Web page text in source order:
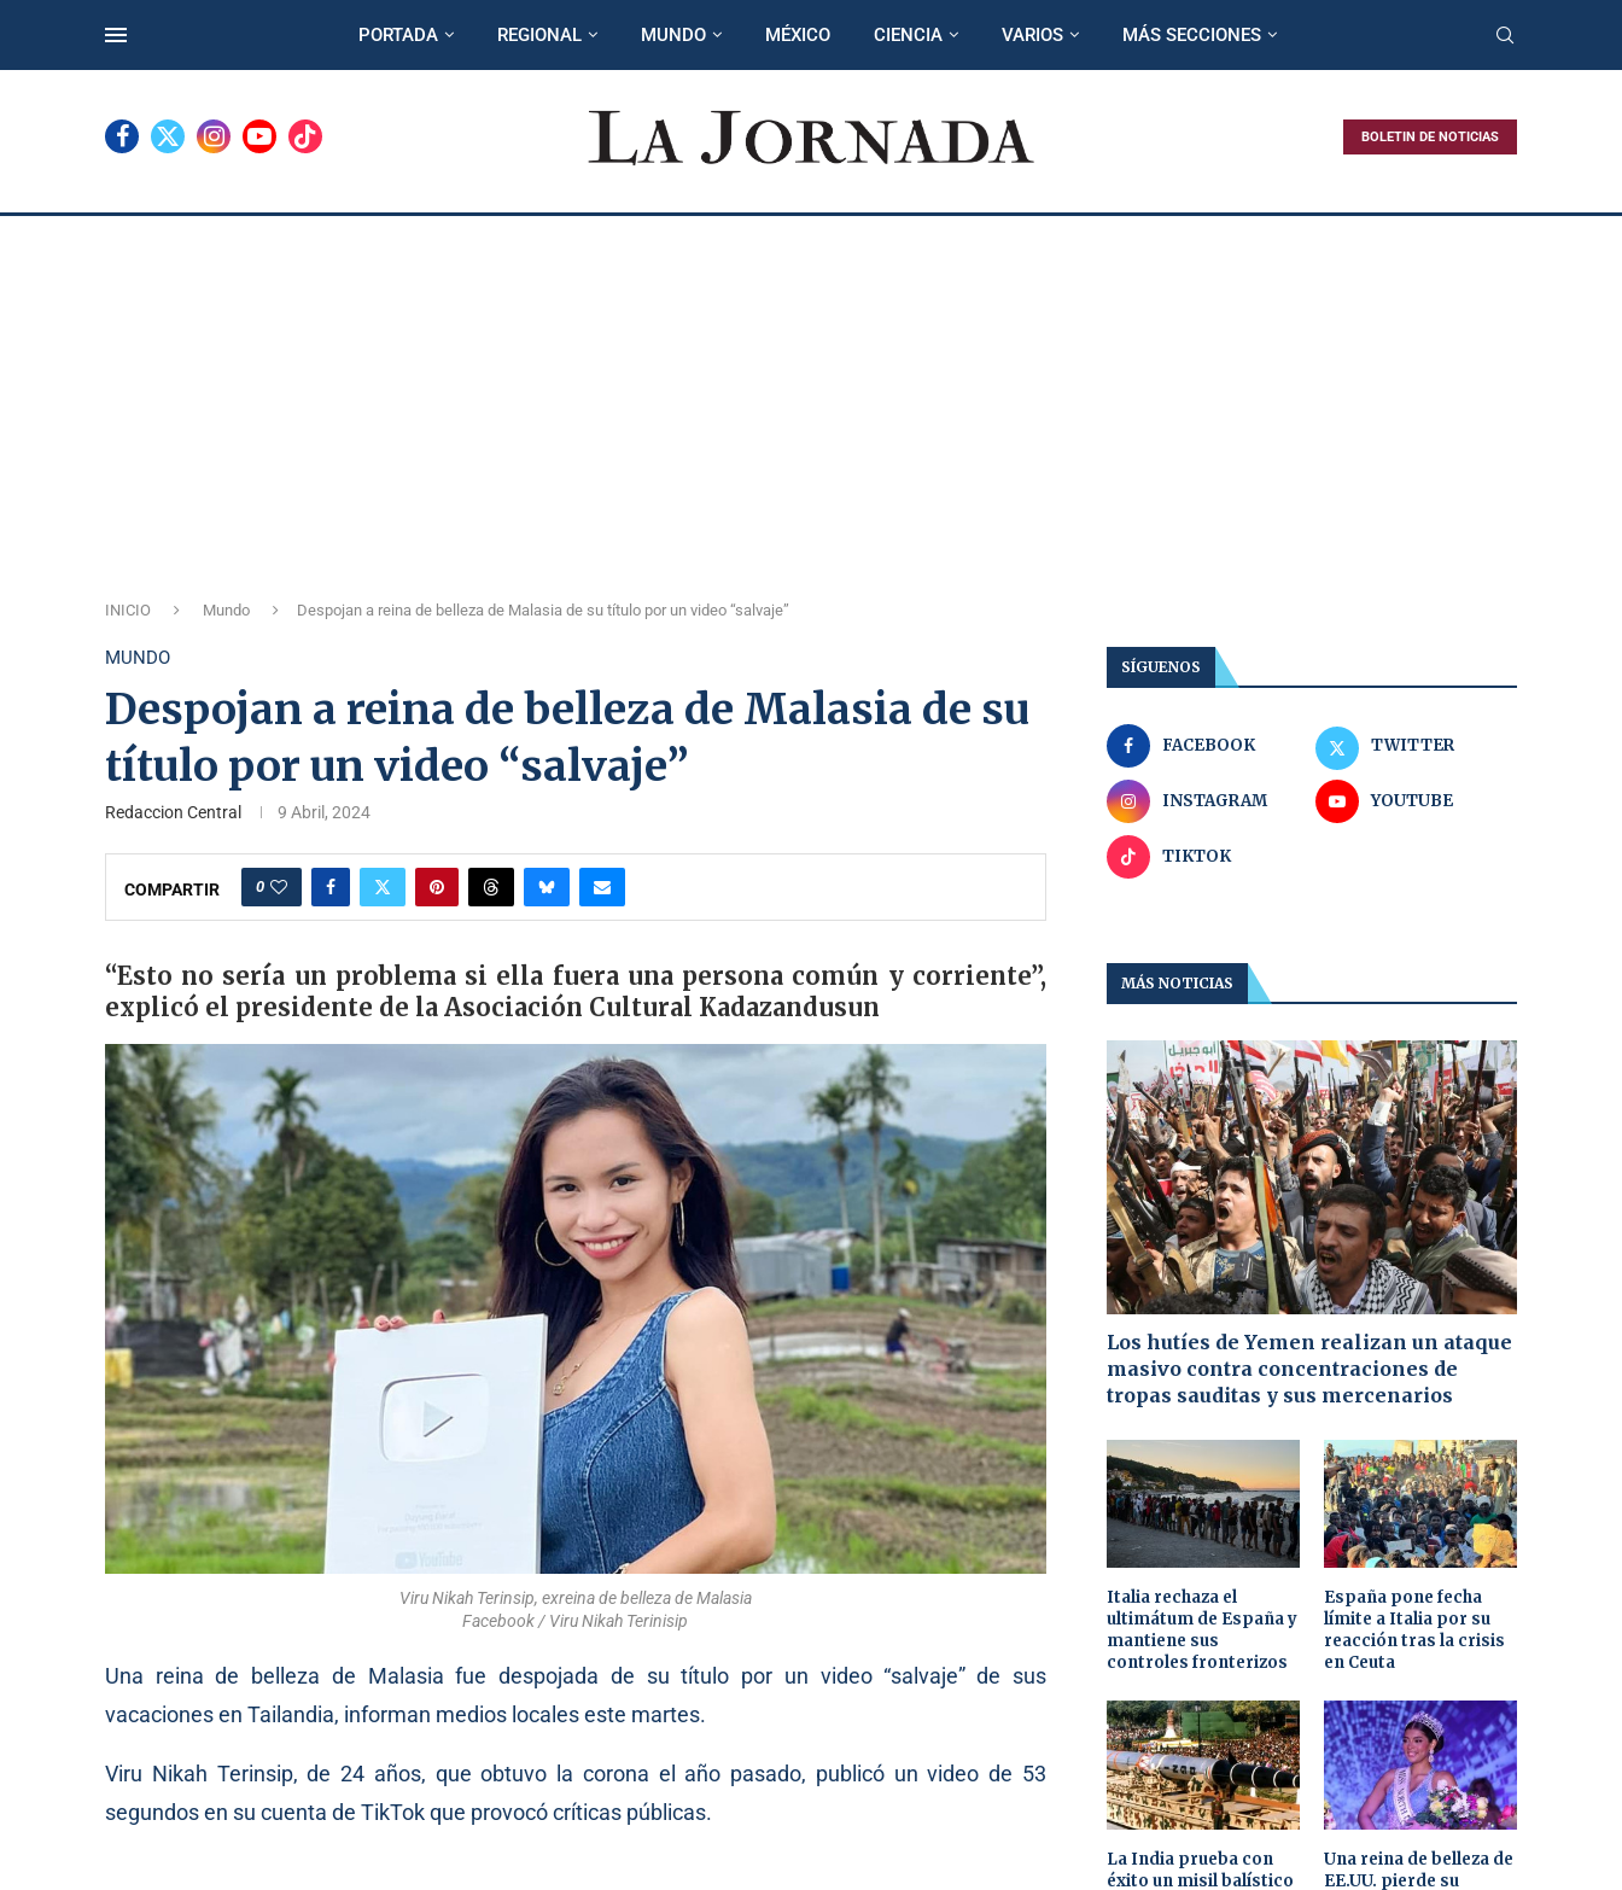
PORTADA REGIONAL MUNDO MÉXICO CIENCIA VARIOS MÁS SECCIONES
BOLETIN DE NOTICIAS
INICIO Mundo Despojan a reina de belleza de Malasia de su título por un video “salvaje”
MUNDO
Despojan a reina de belleza de Malasia de su
título por un video “salvaje”
Redaccion Central 9 Abril, 2024
COMPARTIR 0
“Esto no sería un problema si ella fuera una persona común y corriente”,
explicó el presidente de la Asociación Cultural Kadazandusun
Viru Nikah Terinsip, exreina de belleza de Malasia
Facebook / Viru Nikah Terinisip
Una reina de belleza de Malasia fue despojada de su título por un video “salvaje” de sus
vacaciones en Tailandia, informan medios locales este martes.
Viru Nikah Terinsip, de 24 años, que obtuvo la corona el año pasado, publicó un video de 53
segundos en su cuenta de TikTok que provocó críticas públicas.
SÍGUENOS
FACEBOOK TWITTER
INSTAGRAM YOUTUBE
TIKTOK
MÁS NOTICIAS
Los hutíes de Yemen realizan un ataque
masivo contra concentraciones de
tropas sauditas y sus mercenarios
Italia rechaza el
ultimátum de España y
mantiene sus
controles fronterizos
España pone fecha
límite a Italia por su
reacción tras la crisis
en Ceuta
La India prueba con
éxito un misil balístico
Una reina de belleza de
EE.UU. pierde su